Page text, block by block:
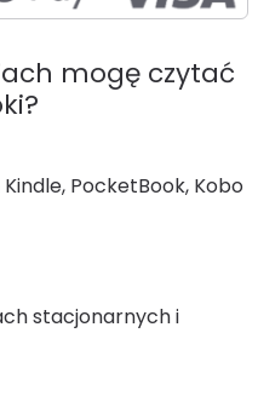
mogę czytać
PocketBook, Kobo
stacjonarnych i